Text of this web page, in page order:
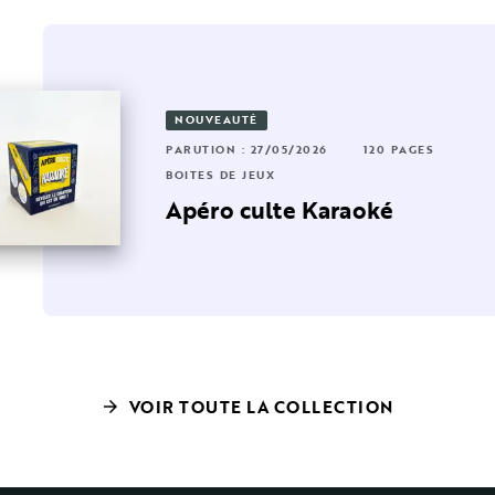
: 01/10/2025
16 PAGES
DE JEUX
quiz des 1000 euros
NOUVEAUTÉ
PARUTION : 27/05/2026
120 PAGES
BOÎTES DE JEUX
Apéro culte Karaoké
arrow_forward VOIR TOUTE LA COLLECTION